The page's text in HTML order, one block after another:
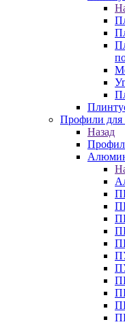
Профили для
Назад